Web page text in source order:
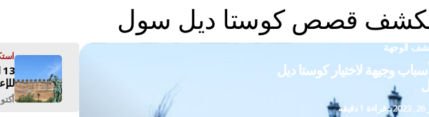
قصص كوستا ديل سول
الوجهة
10 أسباب وجيهة لاختيار كوستا ديل
-قراءة 1 دقيقة
أكتوبر